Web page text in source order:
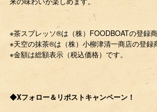
※茶スプレッソ®は（株）FOODBOATの登録商
※天空の抹茶®は（株）小柳津清一商店の登録
※金額は総額表示（税込価格）です。
◆Xフォロー＆リポストキャンペーン！